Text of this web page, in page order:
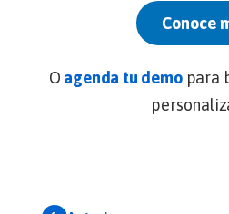
Conoce
O agenda tu demopara